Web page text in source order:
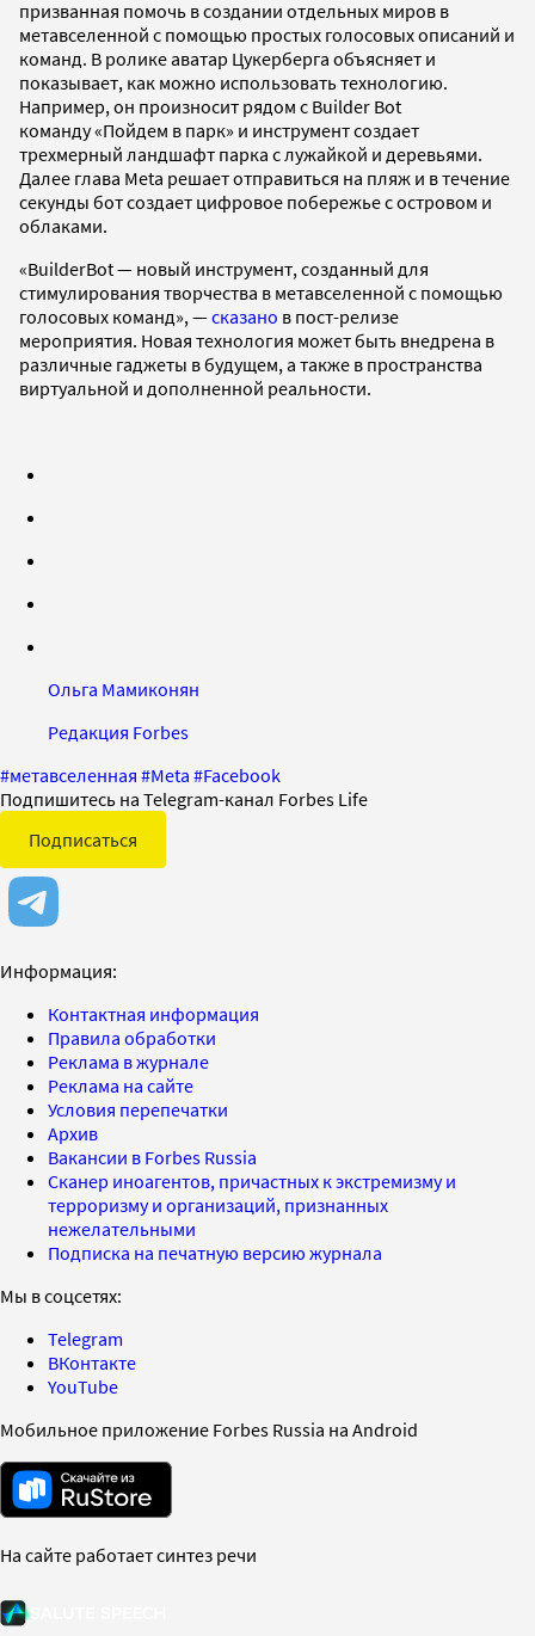
призванная помочь в создании отдельных миров в
метавселенной с помощью простых голосовых описаний и
команд. В ролике аватар Цукерберга объясняет и
показывает, как можно использовать технологию.
Например, он произносит рядом с Builder Bot
команду «Пойдем в парк» и инструмент создает
трехмерный ландшафт парка с лужайкой и деревьями.
Далее глава Meta решает отправиться на пляж и в течение
секунды бот создает цифровое побережье с островом и
облаками.
«BuilderBot — новый инструмент, созданный для
стимулирования творчества в метавселенной с помощью
голосовых команд», —сказано в пост-релизе
мероприятия. Новая технология может быть внедрена в
различные гаджеты в будущем, а также в пространства
виртуальной и дополненной реальности.
Ольга Мамиконян
Редакция Forbes
#метавселенная #Meta #Facebook
Подпишитесь на Telegram-канал Forbes Life
Подписаться
Информация:
Контактная информация
Правила обработки
Реклама в журнале
Реклама на сайте
Условия перепечатки
Архив
Вакансии в Forbes Russia
Сканер иноагентов, причастных к экстремизму и
терроризму и организаций, признанных
нежелательными
Подписка на печатную версию журнала
Мы в соцсетях:
Telegram
ВКонтакте
YouTube
Мобильное приложение Forbes Russia на Android
На сайте работает синтез речи